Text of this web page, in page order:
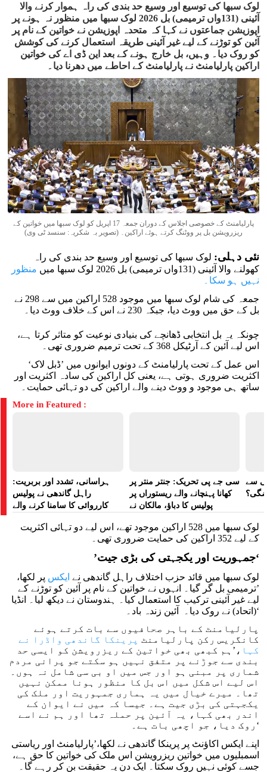
لوک سبھا کی توسیع اور وسیع حد بندی کی راہ ہموار کرنے والا
آئینی (131واں ترمیمی) بل 2026 لوک سبھا میں منظور نہ ہونے پر
اپوزیشن جماعتوں نے کہا کہ متحدہ اپوزیشن نے خواتین کے نام پر
آئین کو توڑنے کے لیے غیر آئینی طریقہ استعمال کرنے کی کوشش
کو روک دیا۔ وہیں، بل خارج ہونے کے بعد این ڈی اے کی خواتین
اراکین پارلیامنٹ نے پارلیامنٹ کے احاطے میں دھرنا دیا۔
پارلیامنٹ کے خصوصی اجلاس کے دوران جمعہ 17 اپریل کو لوک سبھا میں خواتین کے
ریزرویشن بل پر ووٹنگ کرتے ہوئے اراکین۔ (تصویر بہ شکریہ: سنسد ٹی وی)
نئی دہلی: لوک سبھا کی توسیع اور وسیع حد بندی کی راہ
کھولنے والا آئینی (131واں ترمیمی) بل 2026 لوک سبھا میں
منظور
نہیں ہو سکا۔
جمعہ کی شام لوک سبھا میں موجود 528 اراکین میں سے 298 نے
بل کے حق میں ووٹ دیا، جبکہ 230 نے اس کے خلاف ووٹ دیا۔
چونکہ یہ بل انتخابی ڈھانچے کی بنیادی نوعیت کو متاثر کرتا ہے،
اس لیے آئین کے آرٹیکل 368 کے تحت ترمیم ضروری تھی۔
اس عمل کے تحت پارلیامنٹ کے دونوں ایوانوں میں ’ڈبل لاک‘
اکثریت ضروری ہوتی ہے، یعنی کل اراکین کی سادہ اکثریت اور
ساتھ ہی موجود و ووٹ دینے والے اراکین کی دو تہائی حمایت۔
More in Featured :
ہراسانی، تشدد اور بربریت:
راہل گاندھی نے پولیس
کارروائی کا سامنا کرنے والے
سی جے پی تحریک: جنتر منتر پر
کھانا پہنچانے والے ریستوراں پر
پولیس کا دباؤ، مالکان نے
سے
لوک سبھا میں 528 اراکین موجود تھے، اس لیے دو تہائی اکثریت
کے لیے 352 اراکین کی حمایت ضروری تھی۔
’جمہوریت اور یکجہتی کی بڑی جیت‘
لوک سبھا میں قائد حزب اختلاف راہل گاندھی نے ایکس پر لکھا،
’ترمیمی بل گر گیا۔ انہوں نے خواتین کے نام پر آئین کو توڑنے کے
لیے غیر آئینی ترکیب کا استعمال کیا۔ ہندوستان نے دیکھ لیا۔ انڈیا
(اتحاد) نے روک دیا۔ آئین زندہ باد۔‘
پارلیامنٹ کے باہر صحافیوں سے بات کرتے ہوئے
کانگریس رکن پارلیامنٹ پرینکا گاندھی واڈرا نے
کہا ،’ہم کبھی بھی خواتین کے ریزرویشن کو ایسی حد
بندی سے جوڑنے پر متفق نہیں ہو سکتے جو پرانی مردم
شماری پر مبنی ہو اور جس میں او بی سی شامل نہ ہوں۔
اس لیے اس شکل میں اس بل کا منظور ہونا ممکن نہیں
تھا۔ میرے خیال میں یہ ہماری جمہوریت اور ملک کی
یکجہتی کی بڑی جیت ہے۔ جیسا کہ میں نے ایوان کے
اندر بھی کہا، یہ آئین پر حملہ تھا اور ہم نے اسے
روک دیا، جو اچھی بات ہے۔‘
اپنے ایکس اکاؤنٹ پر پرینکا گاندھی نے لکھا،’پارلیامنٹ اور ریاستی
اسمبلیوں میں خواتین ریزرویشن اس ملک کی خواتین کا حق ہے،
جسے کوئی نہیں روک سکتا۔ ایک دن یہ حقیقت بن کر رہے گا۔